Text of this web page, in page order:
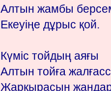
Алтын жамбы
Екеуіңе дұрыс қой.
Күміс тойдың аяғы
Алтын тойға
Жарқырасын